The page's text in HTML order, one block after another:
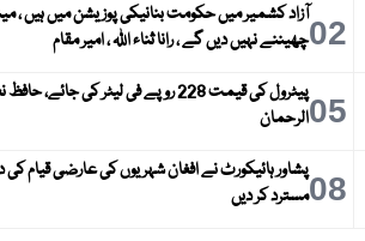
02آزاد کشمیر میں حکومت بنانیکی پوزیشن میں ہیں ،
چھیننے نہیں دیں گے ، رانا ثناء اللہ ، امیر مقام
05
پیٹرول کی قیمت 228 روپے فی لیٹر کی جائے،
الرحمان
08پشاور ہائیکورٹ نے افغان شہریوں کی عارضی قیام کی
مسترد کر دیں